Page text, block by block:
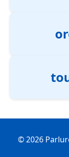
© 2026